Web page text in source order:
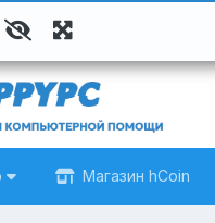
Магазин hCoin